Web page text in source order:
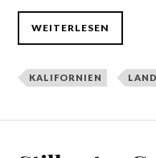
WEITERLESEN
KALIFORNIEN LAND